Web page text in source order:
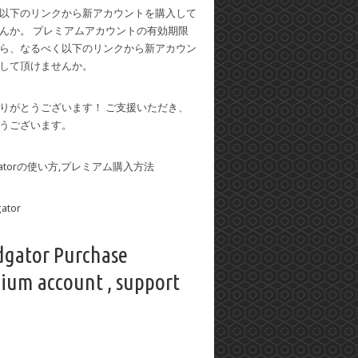
下のリンクから新アカウントを購入して
か。 プレミアムアカウントの有効期限
、なるべく以下のリンクから新アカウン
て頂けませんか。
がとうございます！ ご支援いただき、
ございます。
の使い方,プレミアム購入方法
Purchase
account , support